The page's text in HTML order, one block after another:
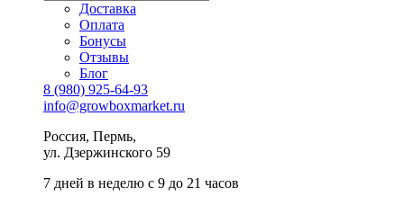
Доставка
Оплата
Бонусы
Отзывы
Блог
8 (980) 925-64-93
info@growboxmarket.ru
Россия, Пермь,
ул. Дзержинского 59
7 дней в неделю с 9 до 21 часов